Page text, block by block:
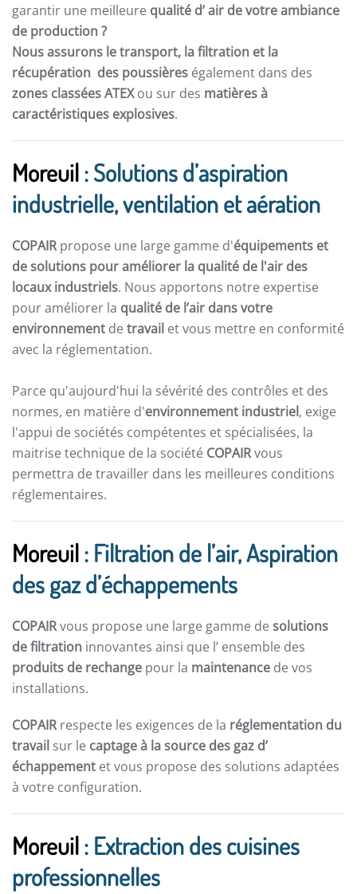
garantir une meilleure qualité d’ air de votre ambiance
de production ?
Nous assurons le transport, la filtration et la
récupération des poussières également dans des
zones classées ATEXou sur des matières à
caractéristiques explosives.
Moreuil: Solutions d’aspiration
industrielle, ventilation et aération
COPAIRpropose une large gamme d'équipements et
de solutions pour améliorer la qualité de l'air des
locaux industriels. Nous apportons notre expertise
pour améliorer la qualité de l’air dans votre
environnement de travail et vous mettre en conformité
avec la réglementation.
Parce qu'aujourd'hui la sévérité des contrôles et des
normes, en matière d'environnement industriel, exige
l'appui de sociétés compétentes et spécialisées, la
maitrise technique de la société COPAIRvous
permettra de travailler dans les meilleures conditions
réglementaires.
Moreuil: Filtration de l’air, Aspiration
des gaz d’échappements
COPAIRvous propose une large gamme de solutions
de filtration innovantes ainsi que l’ ensemble des
produits de rechange pour la maintenance de vos
installations.
COPAIRrespecte les exigences de la réglementation du
travail sur le captage à la source des gaz d’
échappement et vous propose des solutions adaptées
à votre configuration.
Moreuil: Extraction des cuisines
professionnelles